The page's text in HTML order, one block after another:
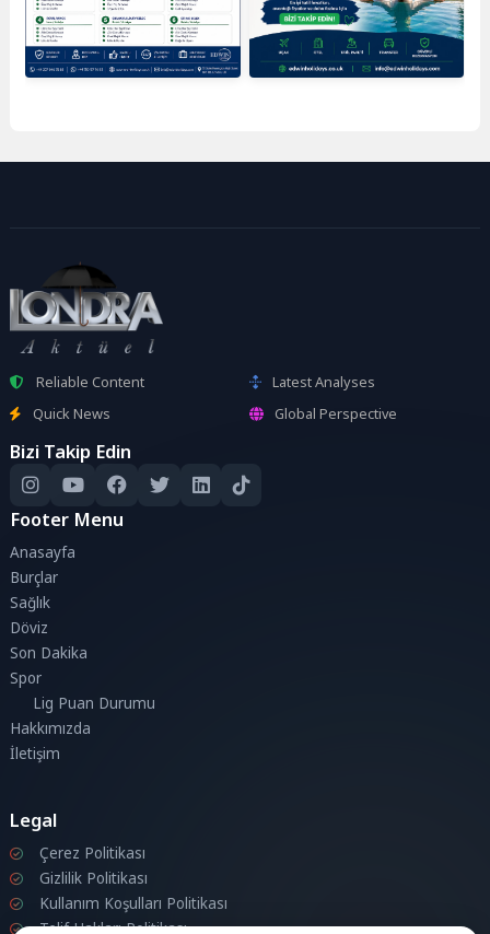
Reliable Content
Latest Analyses
Quick News
Global Perspective
Bizi Takip Edin
Footer Menu
Anasayfa
Burçlar
Sağlık
Döviz
Son Dakika
Spor
Lig Puan Durumu
Hakkımızda
İletişim
Legal
Çerez Politikası
Gizlilik Politikası
Kullanım Koşulları Politikası
Telif Hakları Politikası